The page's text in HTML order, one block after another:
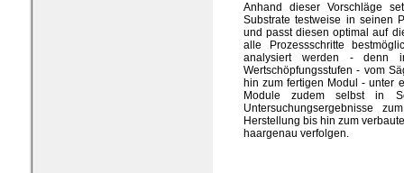
Anhand dieser Vorschläge
Substrate testweise in seinen
und passt diesen optimal auf
alle Prozessschritte
analysiert werden - denn
Wertschöpfungsstufen - vom
hin zum fertigen Modul - unter
Module zudem selbst in
Untersuchungsergebnisse
Herstellung bis hin zum
haargenau verfolgen.